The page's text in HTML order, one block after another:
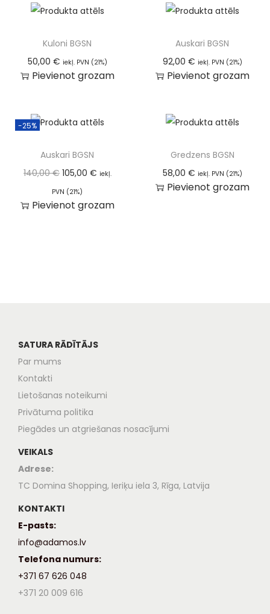
Kuloni BGSN
50,00 € iekļ. PVN (21%)
Pievienot grozam
Auskari BGSN
92,00 € iekļ. PVN (21%)
Pievienot grozam
-25%
Auskari BGSN
140,00€ 105,00 € iekļ.
PVN (21%)
Pievienot grozam
Gredzens BGSN
58,00 € iekļ. PVN (21%)
Pievienot grozam
SATURA RĀDĪTĀJS
Par mums
Kontakti
Lietošanas noteikumi
Privātuma politika
Piegādes un atgriešanas nosacījumi
VEIKALS
Adrese:
TC Domina Shopping, Ieriķu iela 3, Rīga, Latvija
KONTAKTI
E-pasts:
info@adamos.lv
Telefona numurs:
+371 67 626 048
+371 20 009 616